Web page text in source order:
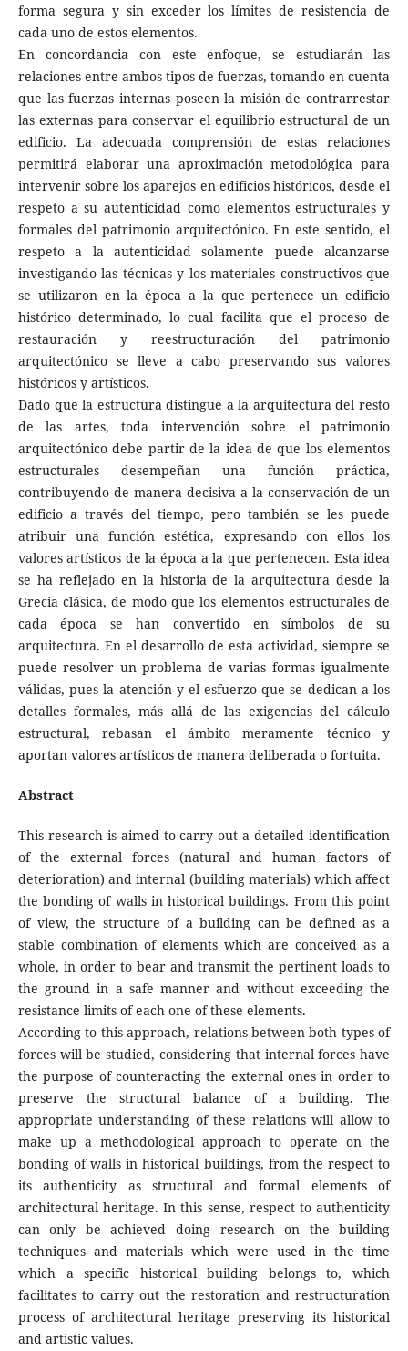
forma segura y sin exceder los límites de resistencia de
cada uno de estos elementos.
En concordancia con este enfoque, se estudiarán las
relaciones entre ambos tipos de fuerzas, tomando en cuenta
que las fuerzas internas poseen la misión de contrarrestar
las externas para conservar el equilibrio estructural de un
edificio. La adecuada comprensión de estas relaciones
permitirá elaborar una aproximación metodológica para
intervenir sobre los aparejos en edificios históricos, desde el
respeto a su autenticidad como elementos estructurales y
formales del patrimonio arquitectónico. En este sentido, el
respeto a la autenticidad solamente puede alcanzarse
investigando las técnicas y los materiales constructivos que
se utilizaron en la época a la que pertenece un edificio
histórico determinado, lo cual facilita que el proceso de
restauración y reestructuración del patrimonio
arquitectónico se lleve a cabo preservando sus valores
históricos y artísticos.
Dado que la estructura distingue a la arquitectura del resto
de las artes, toda intervención sobre el patrimonio
arquitectónico debe partir de la idea de que los elementos
estructurales desempeñan una función práctica,
contribuyendo de manera decisiva a la conservación de un
edificio a través del tiempo, pero también se les puede
atribuir una función estética, expresando con ellos los
valores artísticos de la época a la que pertenecen. Esta idea
se ha reflejado en la historia de la arquitectura desde la
Grecia clásica, de modo que los elementos estructurales de
cada época se han convertido en símbolos de su
arquitectura. En el desarrollo de esta actividad, siempre se
puede resolver un problema de varias formas igualmente
válidas, pues la atención y el esfuerzo que se dedican a los
detalles formales, más allá de las exigencias del cálculo
estructural, rebasan el ámbito meramente técnico y
aportan valores artísticos de manera deliberada o fortuita.
Abstract
This research is aimed to carry out a detailed identification
of the external forces (natural and human factors of
deterioration) and internal (building materials) which affect
the bonding of walls in historical buildings. From this point
of view, the structure of a building can be defined as a
stable combination of elements which are conceived as a
whole, in order to bear and transmit the pertinent loads to
the ground in a safe manner and without exceeding the
resistance limits of each one of these elements.
According to this approach, relations between both types of
forces will be studied, considering that internal forces have
the purpose of counteracting the external ones in order to
preserve the structural balance of a building. The
appropriate understanding of these relations will allow to
make up a methodological approach to operate on the
bonding of walls in historical buildings, from the respect to
its authenticity as structural and formal elements of
architectural heritage. In this sense, respect to authenticity
can only be achieved doing research on the building
techniques and materials which were used in the time
which a specific historical building belongs to, which
facilitates to carry out the restoration and restructuration
process of architectural heritage preserving its historical
and artistic values.